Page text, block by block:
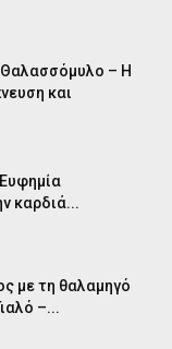
– Η
και
καρδιά...
με τη θαλαμηγό
–...